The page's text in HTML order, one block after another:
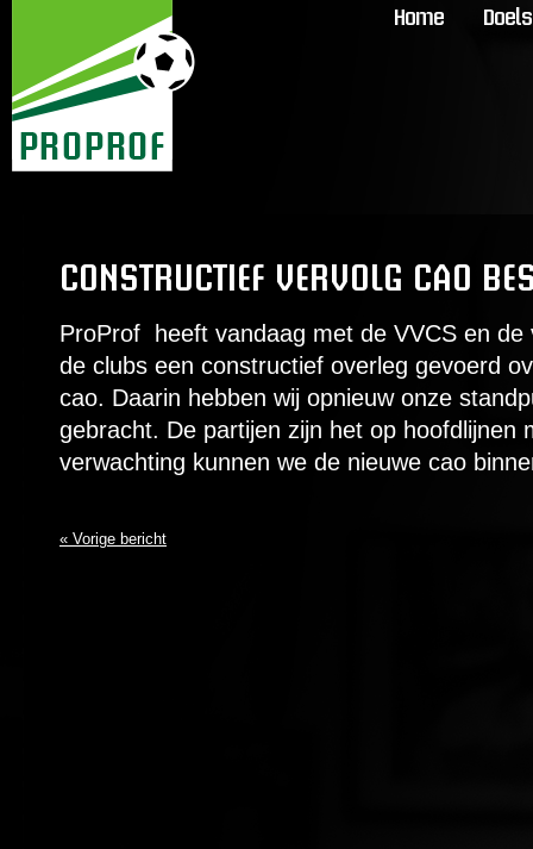
Home
CONSTRUCTIEF VERVOLG CAO
ProProf heeft vandaag met de VVCS en de
de clubs een constructief overleg gevoerd
cao. Daarin hebben wij opnieuw onze
gebracht. De partijen zijn het op hoofdlijnen
verwachting kunnen we de nieuwe cao
« Vorige bericht